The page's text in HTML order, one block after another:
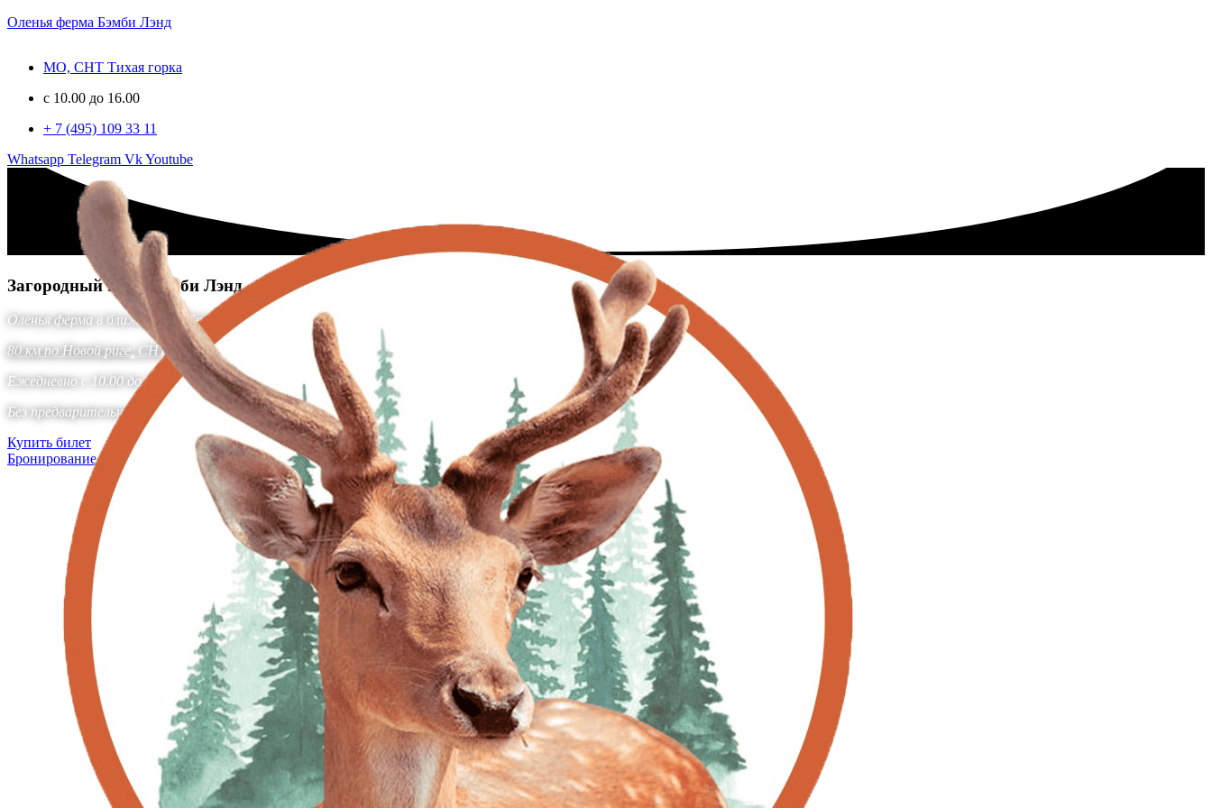
Оленья ферма Бэмби Лэнд
МО, СНТ Тихая горка
c 10.00 до 16.00
+ 7 (495) 109 33 11
Whatsapp Telegram VkYoutube
Загородный клуб Бэмби Лэнд
Оленья ферма в ближайшем Подмосковье
80 км по Новой риге, СНТ «Тихая Горка».
Ежедневно с 10.00 до 16.00 часов.
Без предварительной записи.
Купить билет
Бронирование дома